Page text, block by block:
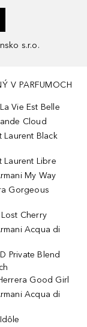
s.r.o.
V PARFUMOCH
Vie Est Belle
Cloud
Laurent Black
Laurent Libre
My Way
Gorgeous
Cherry
Acqua di
Private Blend
Good Girl
Acqua di